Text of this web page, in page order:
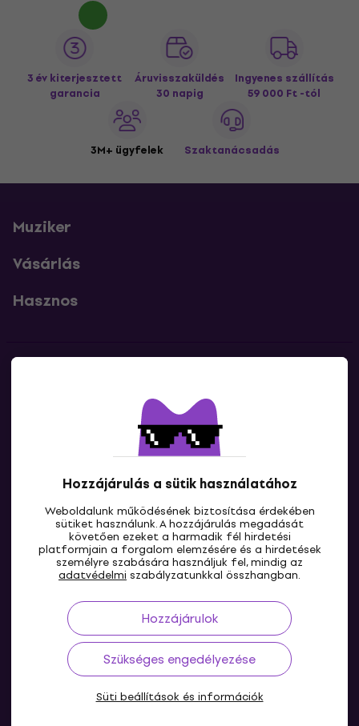
Hozzájárulás a sütik használatához
Weboldalunk működésének biztosítása érdekében
sütiket használunk. A hozzájárulás megadását
követően ezeket a harmadik fél hirdetési
platformjain a forgalom elemzésére és a hirdetések
személyre szabására használjuk fel, mindig az
adatvédelmi szabályzatunkkal összhangban.
Hozzájárulok
Szükséges engedélyezése
Süti beállítások és információk
3 év kiterjesztett
garancia
Áruvisszaküldés
30 napig
Ingyenes szállítás
59 000 Ft -tól
3M+ ügyfelek Szaktanácsadás
Muziker
Vásárlás
Hasznos
Lépj kapcsolatba velünk
HU